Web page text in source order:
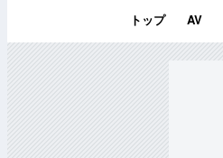
トップ AV